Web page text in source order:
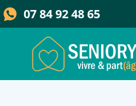
07 84 92 48 65